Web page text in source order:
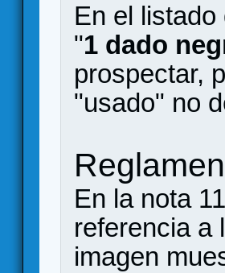
En el
"1 dado
prospectar,
"usado" no
En la nota
referencia a
imagen